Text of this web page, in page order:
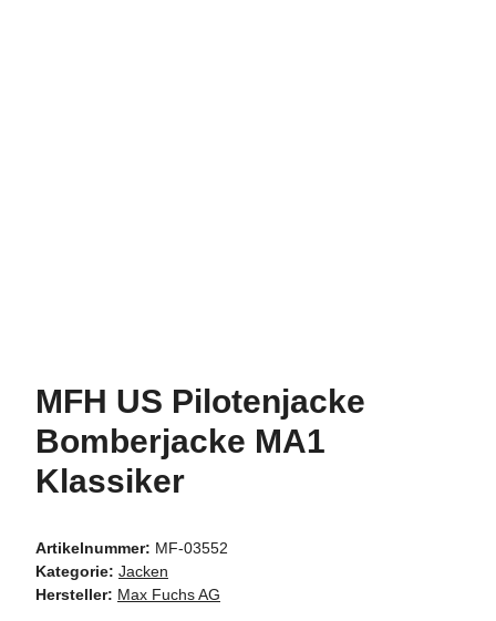
MFH US Pilotenjacke
Bomberjacke MA1
Klassiker
Artikelnummer: MF-03552
Kategorie: Jacken
Hersteller: Max Fuchs AG